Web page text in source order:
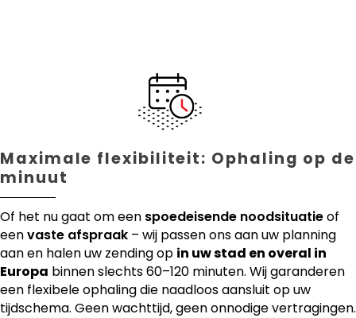
Maximale flexibiliteit: Ophaling op de
minuut
Of het nu gaat om een spoedeisende noodsituatieof
eenvaste afspraak – wij passen ons aan uw planning
aan en halen uw zending op in uw stad en overal in
Europa binnen slechts 60–120 minuten. Wij garanderen
een flexibele ophaling die naadloos aansluit op uw
tijdschema. Geen wachttijd, geen onnodige vertragingen.